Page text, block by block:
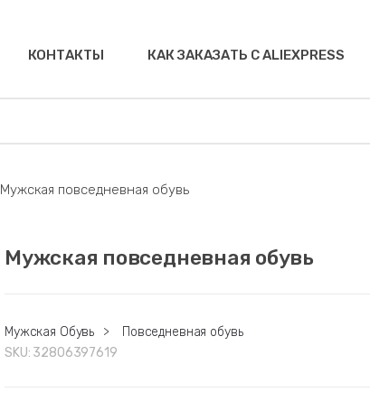
КОНТАКТЫ КАК ЗАКАЗАТЬ С ALIEXPRESS
Мужская повседневная обувь
Мужская повседневная обувь
Мужская Обувь >
Повседневная обувь
SKU: 32806397619